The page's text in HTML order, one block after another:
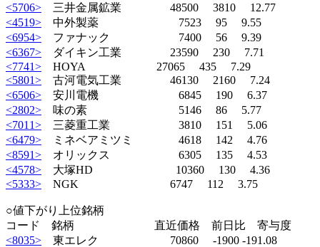
<5706> 三井金属鉱業 48500 3810 12.77
<4519> 中外製薬 7523 95 9.55
<6954> ファナック 7400 56 9.39
<6367> ダイキン工業 23590 230 7.71
<7741> HOYA 27065 435 7.29
<5801> 古河電気工業 46130 2160 7.24
<6506> 安川電機 6845 190 6.37
<2802> 味の素 5146 86 5.77
<7011> 三菱重工業 3810 151 5.06
<6479> ミネベアミツミ 4618 142 4.76
<8591> オリックス 6305 135 4.53
<4578> 大塚HD 10360 130 4.36
<5333> NGK 6747 112 3.75
○値下がり上位銘柄
コード 銘柄 直近価格 前日比 寄与度
<8035> 東エレク 70860 -1900 -191.08